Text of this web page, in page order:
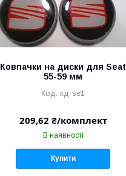
Ковпачки на диски для Seat
55-59 мм
кд-se1
209,62 ₴/комплект
В наявності
Купити